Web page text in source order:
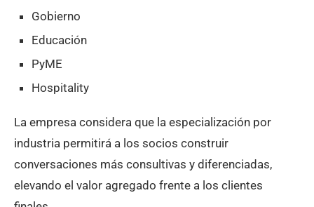
Gobierno
Educación
PyME
Hospitality
La empresa considera que la especialización por
industria permitirá a los socios construir
conversaciones más consultivas y diferenciadas,
elevando el valor agregado frente a los clientes